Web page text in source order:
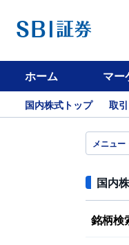
ホーム マー
国内株式トップ 取引
メニュー
国内
銘柄検